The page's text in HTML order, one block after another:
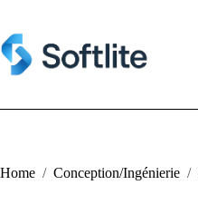
content
Home / Conception/Ingénierie /